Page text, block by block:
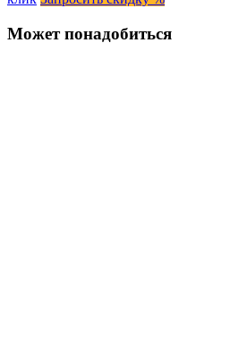
Может понадобиться